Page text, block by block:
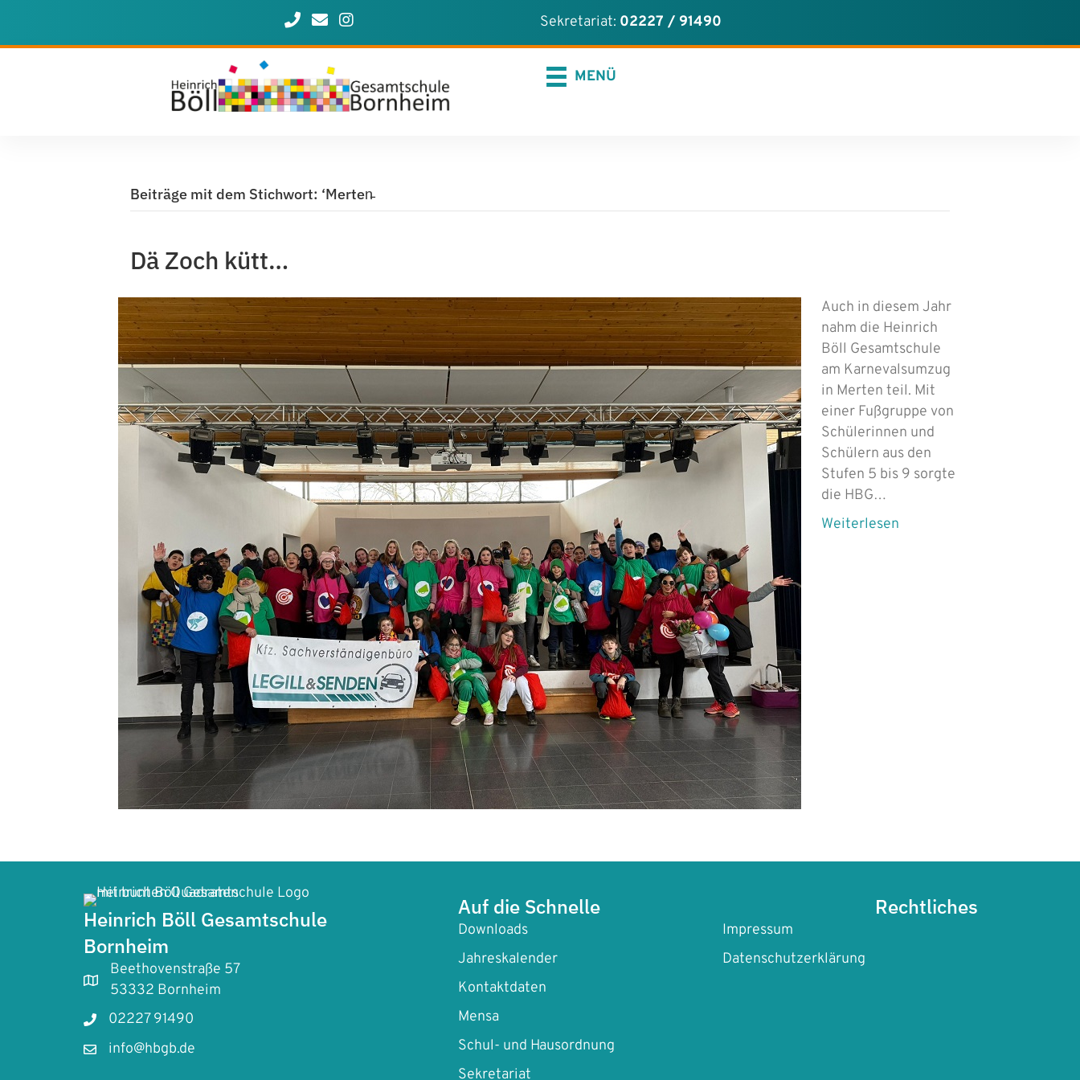
Rufen Sie uns an
Schreiben Sie uns eine E-Mail
Unser instagram-Profil Sekretariat: 02227 / 91490
MENÜ
Beiträge mit dem Stichwort: ‘Merten̵
Dä Zoch kütt…
Auch in diesem Jahr
nahm die Heinrich
Böll Gesamtschule
am Karnevalsumzug
in Merten teil. Mit
einer Fußgruppe von
Schülerinnen und
Schülern aus den
Stufen 5 bis 9 sorgte
die HBG…
Weiterlesen
Heinrich Böll Gesamtschule
Bornheim
Beethovenstraße 57
53332 Bornheim
02227 91490
info@hbgb.de
Auf die Schnelle
Downloads
Jahreskalender
Kontaktdaten
Mensa
Schul- und Hausordnung
Sekretariat
Rechtliches
Impressum
Datenschutzerklärung